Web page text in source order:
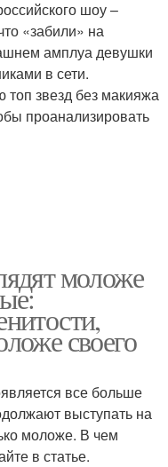
шоу –
«забили» на
амплуа девушки
в сети.
звезд без макияжа
проанализировать
моложе
своего
все больше
выступать на
моложе. В чем
в статье.